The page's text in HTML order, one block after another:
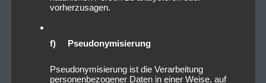
vorherzusagen.
f) Pseudonymisierung
Pseudonymisierung ist die Verarbeitung
personenbezogener Daten in einer Weise, auf